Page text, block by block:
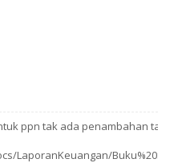
ppn tak ada penambahan
LaporanKeuangan/